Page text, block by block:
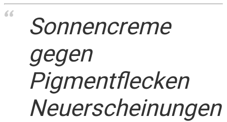
Sonnencreme
gegen
Pigmentflecken
Neuerscheinungen